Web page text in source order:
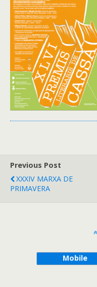
Previous Post
XXXIV MARXA DE
PRIMAVERA
Mobile